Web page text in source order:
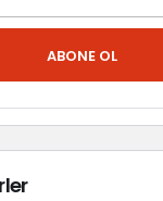
ABONE OL